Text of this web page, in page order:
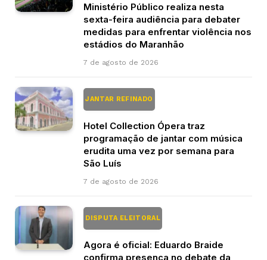
Ministério Público realiza nesta
sexta-feira audiência para debater
medidas para enfrentar violência nos
estádios do Maranhão
7 de agosto de 2026
JANTAR REFINADO
Hotel Collection Ópera traz
programação de jantar com música
erudita uma vez por semana para
São Luís
7 de agosto de 2026
DISPUTA ELEITORAL
Agora é oficial: Eduardo Braide
confirma presença no debate da